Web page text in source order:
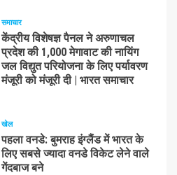
समाचार
केंद्रीय विशेषज्ञ पैनल ने अरुणाचल
प्रदेश की 1,000 मेगावाट की नायिंग
जल विद्युत परियोजना के लिए पर्यावरण
मंजूरी को मंजूरी दी | भारत समाचार
खेल
पहला वनडे: बुमराह इंग्लैंड में भारत के
लिए सबसे ज्यादा वनडे विकेट लेने वाले
गेंदबाज बने